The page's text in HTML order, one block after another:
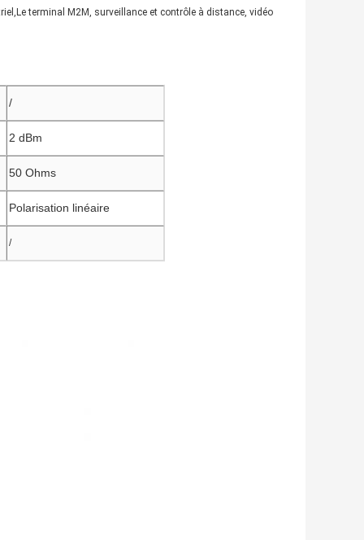
terminal M2M, surveillance et contrôle à distance, vidéo
/
2 dBm
50 Ohms
Polarisation linéaire
/